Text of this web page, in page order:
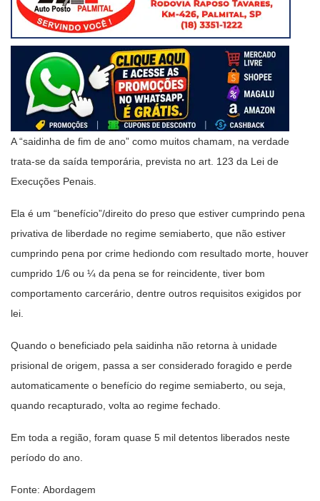
A “saidinha de fim de ano” como muitos chamam, na verdade
trata-se da saída temporária, prevista no art. 123 da Lei de
Execuções Penais.
Ela é um “benefício”/direito do preso que estiver cumprindo pena
privativa de liberdade no regime semiaberto, que não estiver
cumprindo pena por crime hediondo com resultado morte, houver
cumprido 1/6 ou ¼ da pena se for reincidente, tiver bom
comportamento carcerário, dentre outros requisitos exigidos por
lei.
Quando o beneficiado pela saidinha não retorna à unidade
prisional de origem, passa a ser considerado foragido e perde
automaticamente o benefício do regime semiaberto, ou seja,
quando recapturado, volta ao regime fechado.
Em toda a região, foram quase 5 mil detentos liberados neste
período do ano.
Fonte: Abordagem